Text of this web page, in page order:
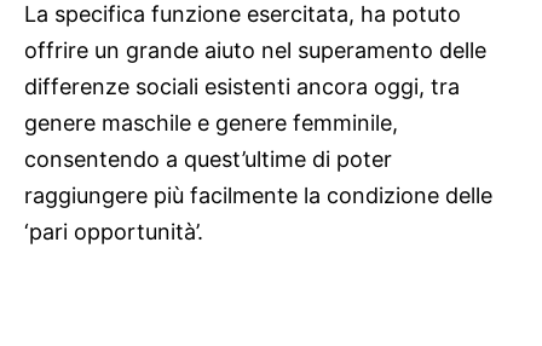
La specifica funzione esercitata, ha potuto
offrire un grande aiuto nel superamento delle
differenze sociali esistenti ancora oggi, tra
genere maschile e genere femminile,
consentendo a quest’ultime di poter
raggiungere più facilmente la condizione delle
‘pari opportunità’.